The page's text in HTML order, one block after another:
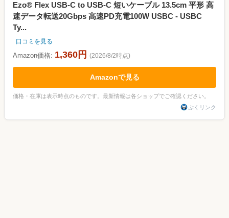
Ezo® Flex USB-C to USB-C 短いケーブル 13.5cm 平形 高
速データ転送20Gbps 高速PD充電100W USBC - USBC
Ty...
口コミを見る
Amazon価格: 1,360円 (2026/8/2時点)
Amazonで見る
価格・在庫は表示時点のものです。最新情報は各ショップでご確認ください。
ぷくリンク